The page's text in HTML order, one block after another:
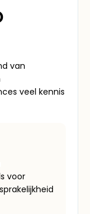
van
veel kennis
voor